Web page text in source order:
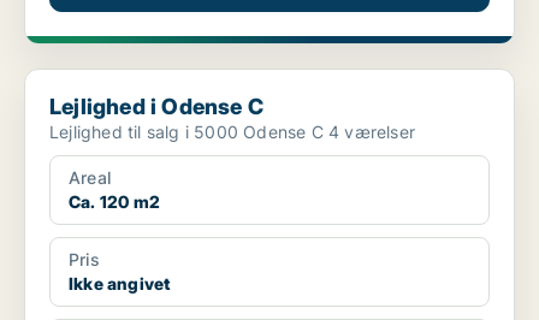
Lejlighed i Odense C
Lejlighed i Odense C
Lejlighed til salg i 5000 Odense C 4 værelser
Areal
Ca. 120 m2
Pris
Ikke angivet